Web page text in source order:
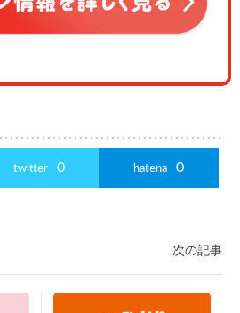
twitter 0 hatena 0
次の記事